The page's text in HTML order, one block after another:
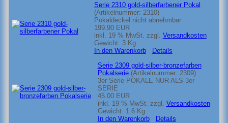
Serie 2310 gold-silberfarbener Pokal
(Artikelnummer: 2310)
Pokaldeckel nicht abnehmbar
199.90 EUR
inkl. 19 % MwSt. zzgl. Versandkosten
Gewicht: 3 Kg
In den Warenkorb
Details
Serie 2309 gold-silber-bronzefarben
Pokalserie (Artikelnummer: 2309)
3er Serie POKALE NUR ALS 3er
SERIE
45.00 EUR
inkl. 19 % MwSt. zzgl. Versandkosten
Gewicht: 1.6 Kg
In den Warenkorb
Details